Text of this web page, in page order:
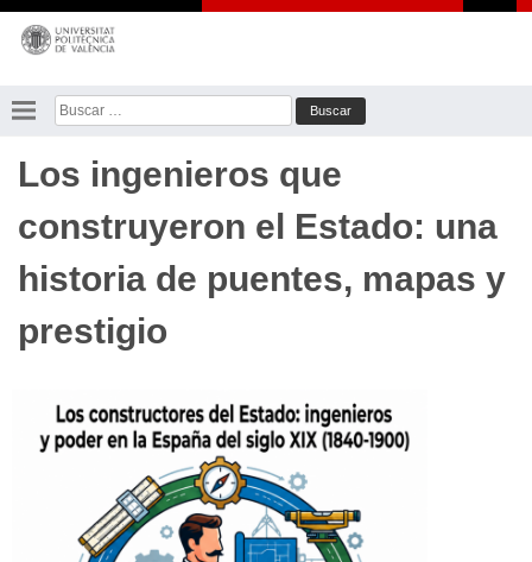
Saltar
contenido
Buscar:
Los ingenieros que
construyeron el Estado: una
historia de puentes, mapas y
prestigio